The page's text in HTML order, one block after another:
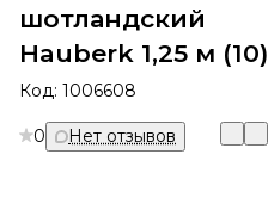
шотландский
Hauberk 1,25 м (10)
Код: 1006608
0 Нет отзывов